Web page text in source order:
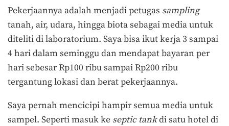
Pekerjaannya adalah menjadi petugas sampling
tanah, air, udara, hingga biota sebagai media untuk
diteliti di laboratorium. Saya bisa ikut kerja 3 sampai
4 hari dalam seminggu dan mendapat bayaran per
hari sebesar Rp100 ribu sampai Rp200 ribu
tergantung lokasi dan berat pekerjaannya.
Saya pernah mencicipi hampir semua media untuk
sampel. Seperti masuk ke septic tankdi satu hotel di